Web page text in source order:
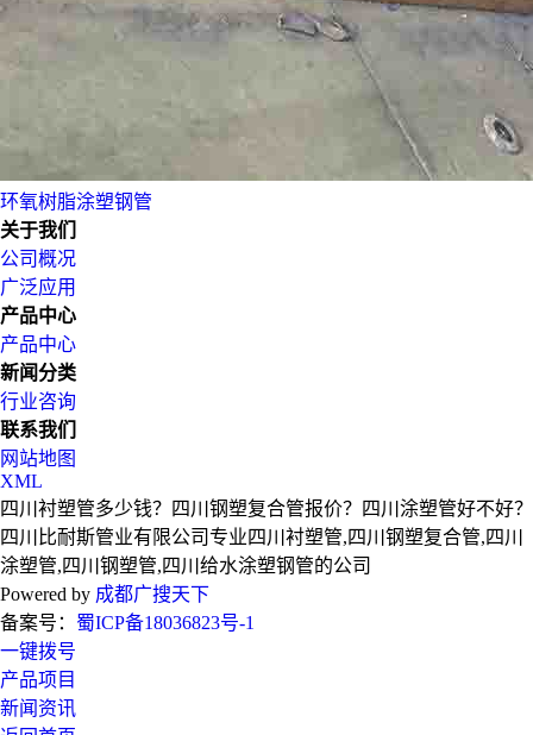
环氧树脂涂塑钢管
关于我们
公司概况
广泛应用
产品中心
产品中心
新闻分类
行业咨询
联系我们
网站地图
XML
四川衬塑管多少钱？四川钢塑复合管报价？四川涂塑管好不好？
四川比耐斯管业有限公司专业四川衬塑管,四川钢塑复合管,四川
涂塑管,四川钢塑管,四川给水涂塑钢管的公司
Powered by 成都广搜天下
备案号： 蜀ICP备18036823号-1
一键拨号
产品项目
新闻资讯